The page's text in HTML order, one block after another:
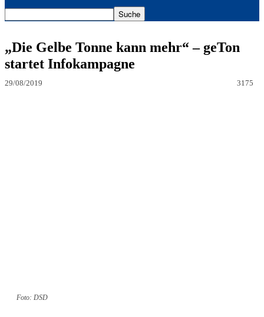
„Die Gelbe Tonne kann mehr“ – geTon
startet Infokampagne
29/08/2019 3175
Foto: DSD